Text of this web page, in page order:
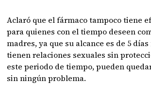
Aclaró que el fármaco tampoco tiene
para quienes con el tiempo deseen
madres, ya que su alcance es de 5
tienen relaciones sexuales sin
este periodo de tiempo, pueden
sin ningún problema.